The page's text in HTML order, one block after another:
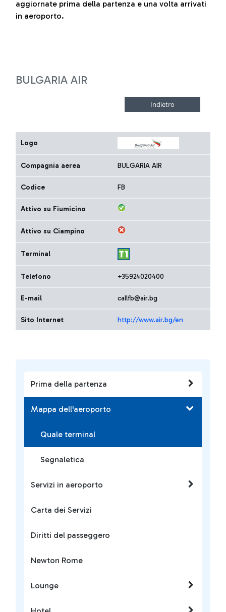
Prima della partenza
Mappa dell'aeroporto
Quale terminal
Segnaletica
Servizi in aeroporto
Carta dei Servizi
Diritti del passeggero
Newton Rome
Lounge
aggiornate prima della partenza e una volta arrivati
in aeroporto.
BULGARIA AIR
Logo
Compagnia aerea BULGARIA AIR
Codice FB
Attivo su Fiumicino
Attivo su Ciampino
Terminal
Telefono +35924020400
E-mail callfb@air.bg
Sito Internet http://www.air.bg/en